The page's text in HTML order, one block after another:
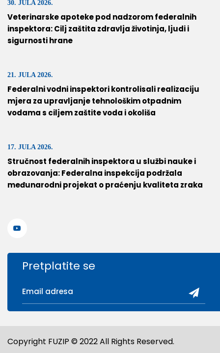
30. JULA 2026.
Veterinarske apoteke pod nadzorom federalnih
inspektora: Cilj zaštita zdravlja životinja, ljudi i
sigurnosti hrane
21. JULA 2026.
Federalni vodni inspektori kontrolisali realizaciju
mjera za upravljanje tehnološkim otpadnim
vodama s ciljem zaštite voda i okoliša
17. JULA 2026.
Stručnost federalnih inspektora u službi nauke i
obrazovanja: Federalna inspekcija podržala
međunarodni projekat o praćenju kvaliteta zraka
Pretplatite se
Copyright FUZIP © 2022 All Rights Reserved.